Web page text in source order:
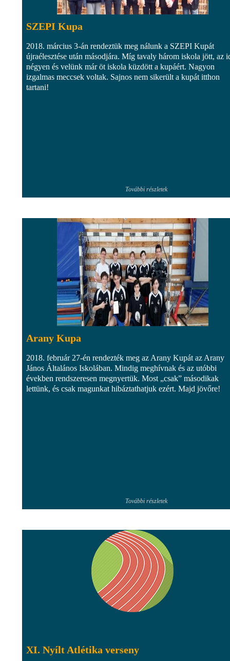
SZEPI Kupa
2018. március 3-án rendeztük meg nálunk a SZEPI Kupát
újraélesztése után másodjára. Míg tavaly három iskola jött, az
négyen és velünk már öt iskola küzdött a kupáért. Nagyon
izgalmas meccsek voltak. Sajnos nem sikerült a kupát itthon
tartani!
További részletek
Arany Kupa
2018. február 27-én rendezték meg az Arany Kupát az Arany
János Általános Iskolában. Mindig meghívnak és az utóbbi
években rendszeresen megnyertük. Most „csak” másodikak
lettünk, és csak magunkat hibáztathatjuk ezért. Majd jövőre!
További részletek
XI. Nyílt Atlétika verseny